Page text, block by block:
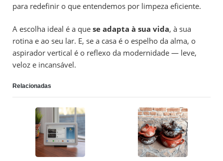
para redefinir o que entendemos por limpeza eficiente.
A escolha ideal é a que se adapta à sua vida, à sua
rotina e ao seu lar. E, se a casa é o espelho da alma, o
aspirador vertical é o reflexo da modernidade — leve,
veloz e incansável.
Relacionadas